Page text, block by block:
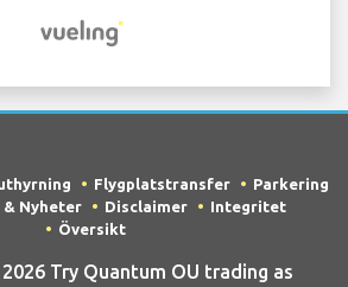
Flygplatstransfer
Parkering
& Nyheter Disclaimer
Integritet
Översikt
2026 Try Quantum OU trading as